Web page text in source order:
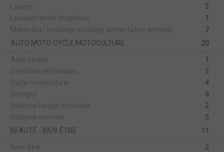
Laverie
2
Location tente-chapiteau
1
Matériaux/ bricolage outillage alimentation animale
7
AUTO MOTO CYCLE MOTOCULTURE
20
Auto écoles
1
Contrôles techniques
2
Cycle motoculture
4
Garages
6
Stations lavage véhicules
2
Stations services
5
BEAUTÉ - BIEN-ÊTRE
11
Bien-être
2